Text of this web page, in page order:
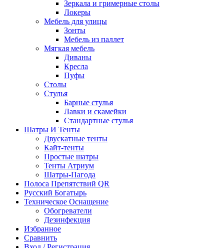
Зеркала и гримерные столы
Локеры
Мебель для улицы
Зонты
Мебель из паллет
Мягкая мебель
Диваны
Кресла
Пуфы
Столы
Стулья
Барные стулья
Лавки и скамейки
Стандартные стулья
Шатры И Тенты
Двускатные тенты
Кайт-тенты
Простые шатры
Тенты Атриум
Шатры-Пагода
Полоса Препятствий QR
Русский Богатырь
Техническое Оснащение
Обогреватели
Дезинфекция
Избранное
Сравнить